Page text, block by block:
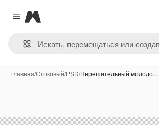
Close menu
Magnific
Главная/Стоковый/PSD/Нерешительный молодо…